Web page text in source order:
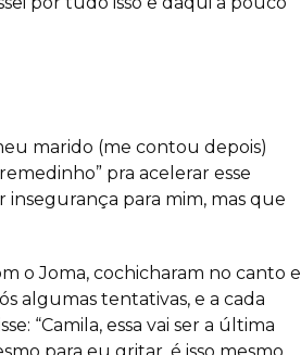
marido (me contou depois)
pra acelerar esse
insegurança para mim, mas que
o Joma, cochicharam no canto e
algumas tentativas, e a cada
“Camila, essa vai ser a última
para eu gritar, é isso mesmo,